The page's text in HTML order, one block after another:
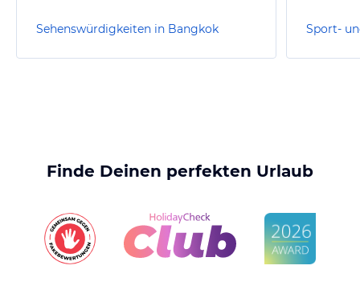
Sehenswürdigkeiten in Bangkok
Finde Deinen perfekten Urlaub